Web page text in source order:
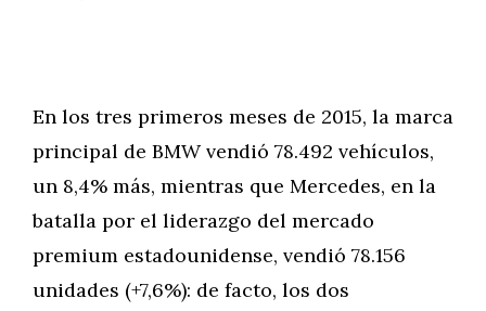
En los tres primeros meses de 2015, la marca
principal de BMW vendió 78.492 vehículos,
un 8,4% más, mientras que Mercedes, en la
batalla por el liderazgo del mercado
premium estadounidense, vendió 78.156
unidades (+7,6%): de facto, los dos